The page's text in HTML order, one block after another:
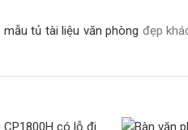
mẫu tủ tài liệu văn phòng đẹp